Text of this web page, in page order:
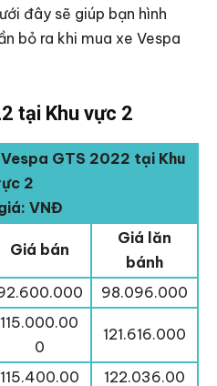
đây sẽ giúp bạn hình
bỏ ra khi mua xe Vespa
tại Khu vực 2
GTS 2022 tại Khu
2
VNĐ
Giá bán
Giá lăn
bánh
98.096.000
115.000.00
0
121.616.000
115.400.00 122.036.00